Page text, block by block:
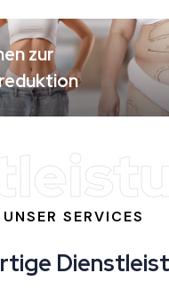
zur
UNSER SERVICES